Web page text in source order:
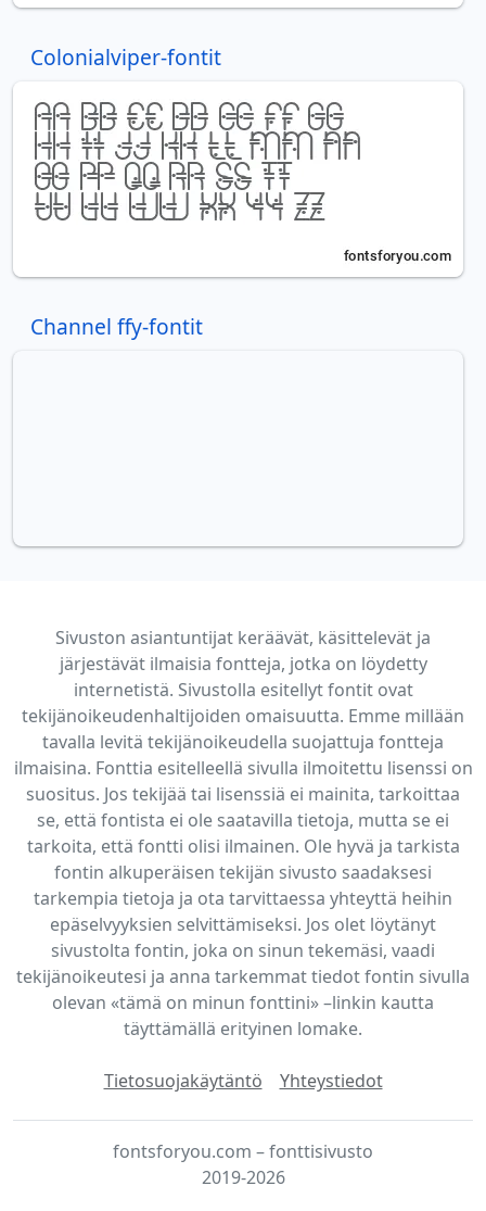
Colonialviper-fontit
Channel ffy-fontit
Sivuston asiantuntijat keräävät, käsittelevät ja
järjestävät ilmaisia fontteja, jotka on löydetty
internetistä. Sivustolla esitellyt fontit ovat
tekijänoikeudenhaltijoiden omaisuutta. Emme millään
tavalla levitä tekijänoikeudella suojattuja fontteja
ilmaisina. Fonttia esitelleellä sivulla ilmoitettu lisenssi on
suositus. Jos tekijää tai lisenssiä ei mainita, tarkoittaa
se, että fontista ei ole saatavilla tietoja, mutta se ei
tarkoita, että fontti olisi ilmainen. Ole hyvä ja tarkista
fontin alkuperäisen tekijän sivusto saadaksesi
tarkempia tietoja ja ota tarvittaessa yhteyttä heihin
epäselvyyksien selvittämiseksi. Jos olet löytänyt
sivustolta fontin, joka on sinun tekemäsi, vaadi
tekijänoikeutesi ja anna tarkemmat tiedot fontin sivulla
olevan «tämä on minun fonttini» –linkin kautta
täyttämällä erityinen lomake.
Tietosuojakäytäntö Yhteystiedot
fontsforyou.com – fonttisivusto
2019-2026